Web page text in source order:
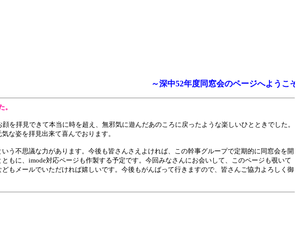
～深中52年度同窓会のページへようこそ
。
拝見できて本当に時を超え、無邪気に遊んだあのころに戻ったような楽しいひとときでした。
な姿を拝見出来て喜んでおります。
不思議な力があります。今後も皆さんさえよければ、この幹事グループで定期的に同窓会を開
に、imode対応ページも作製する予定です。今回みなさんにお会いして、このページも覗いて
もメールでいただければ嬉しいです。今後もがんばって行きますので、皆さんご協力よろしく御